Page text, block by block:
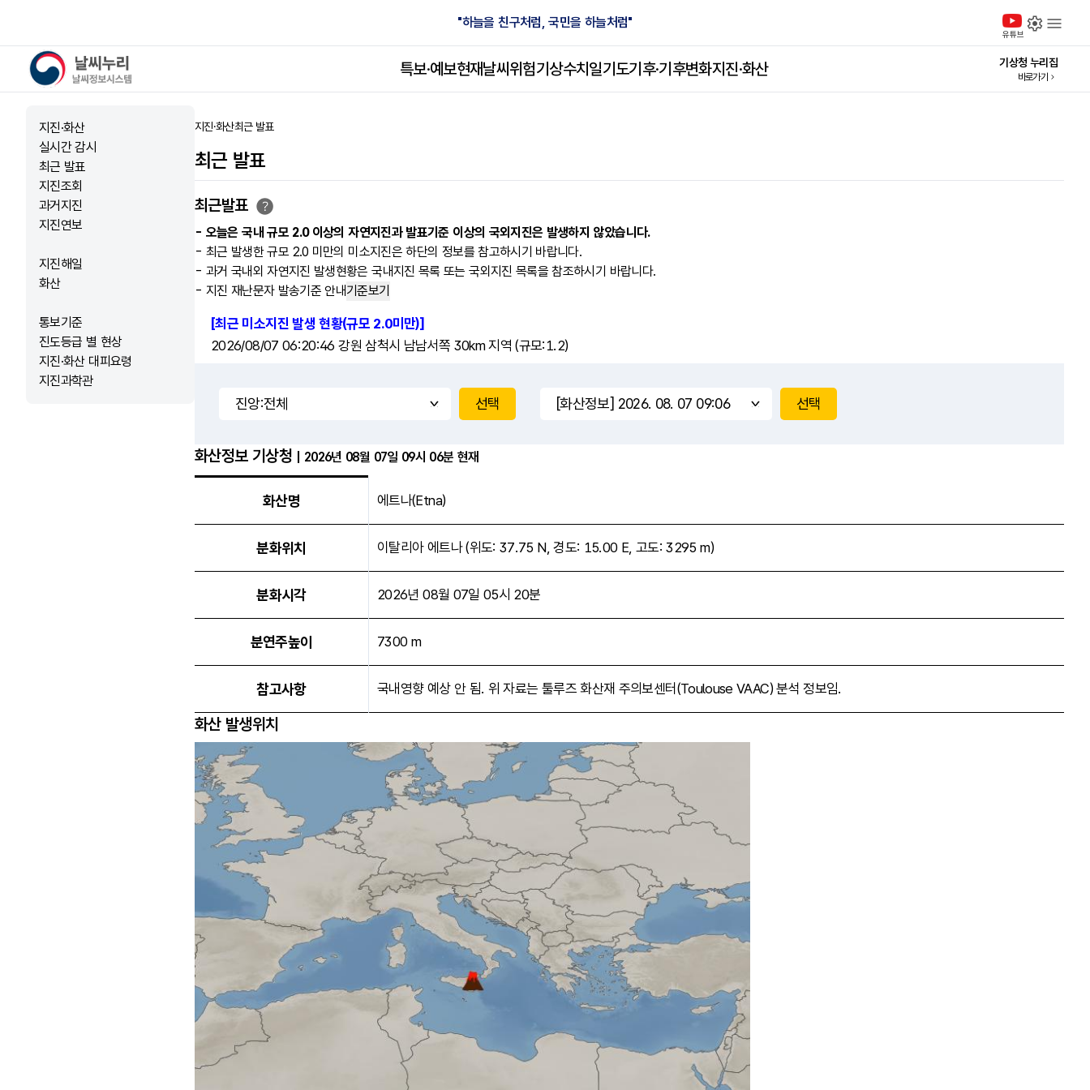
"하늘을 친구처럼, 국민을 하늘처럼"
날씨누리 - 날씨정보시스템
유튜브 설정
특보·예보현재날씨위험기상수치일기도기후·기후변화지진·화산 기상청 누리집
바로가기
지진·화산
실시간 감시
최근 발표
지진조회
과거지진
지진연보
지진해일
화산
통보기준
진도등급 별 현상
지진·화산 대피요령
지진과학관
홈
지진·화산최근 발표
최근 발표
최근발표
- 오늘은 국내 규모 2.0 이상의 자연지진과 발표기준 이상의 국외지진은 발생하지 않았습니다.
- 최근 발생한 규모 2.0 미만의 미소지진은 하단의 정보를 참고하시기 바랍니다.
- 과거 국내외 자연지진 발생현황은 국내지진 목록 또는 국외지진 목록을 참조하시기 바랍니다.
- 지진 재난문자 발송기준 안내기준보기
[최근 미소지진 발생 현황(규모 2.0미만)]
2026/08/07 06:20:46 강원 삼척시 남남서쪽 30km 지역 (규모:1.2)
진앙 범위
선택 통보문
선택
화산정보 기상청
| 2026년 08월 07일 09시 06분 현재
화산명 에트나(Etna)
분화위치 이탈리아 에트나 (위도: 37.75 N, 경도: 15.00 E, 고도: 3295 m)
분화시각 2026년 08월 07일 05시 20분
분연주높이 7300 m
참고사항 국내영향 예상 안 됨. 위 자료는 툴루즈 화산재 주의보센터(Toulouse VAAC) 분석 정보임.
화산 발생위치